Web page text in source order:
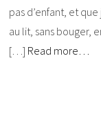
pas d’enfant, et
au lit, sans bouger,
[…] Read more…